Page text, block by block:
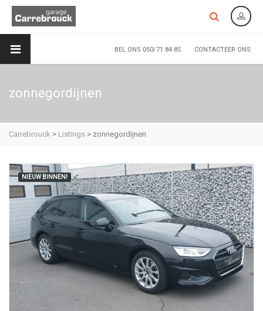
BEL ONS 050/71 84 85 CONTACTEER ONS
zonnegordijnen
Carrebrouck > Listings > zonnegordijnen
NIEUW BINNEN!